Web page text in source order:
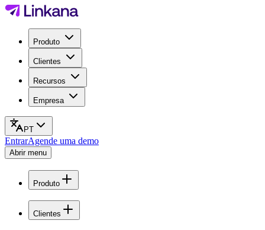
Produto
Clientes
Recursos
Empresa
PT
EntrarAgende uma demo
Abrir menu
Produto
Clientes